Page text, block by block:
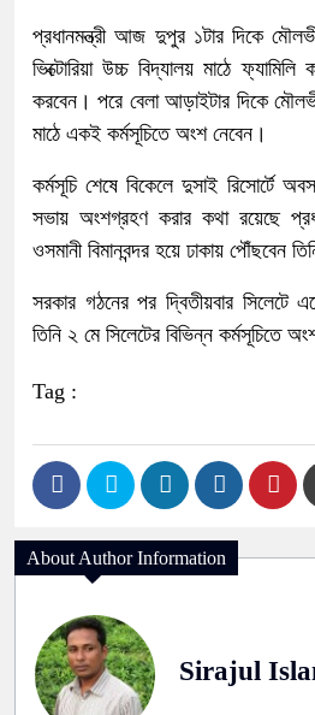
প্রধানমন্ত্রী আজ দুপুর ১টার দিকে
ভিক্টোরিয়া উচ্চ বিদ্যালয় মাঠে
করবেন। পরে বেলা আড়াইটার দিকে
মাঠে একই কর্মসূচিতে অংশ নেবেন।
কর্মসূচি শেষে বিকেলে দুসাই রিসোর্টে
সভায় অংশগ্রহণ করার কথা রয়েছে
ওসমানী বিমানবন্দর হয়ে ঢাকায় পৌঁছবেন
সরকার গঠনের পর দ্বিতীয়বার সিলেটে
তিনি ২ মে সিলেটের বিভিন্ন কর্মসূচিতে
Tag :
About Author Information
Sirajul